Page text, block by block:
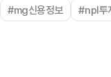
#mg신용정보 #npl투